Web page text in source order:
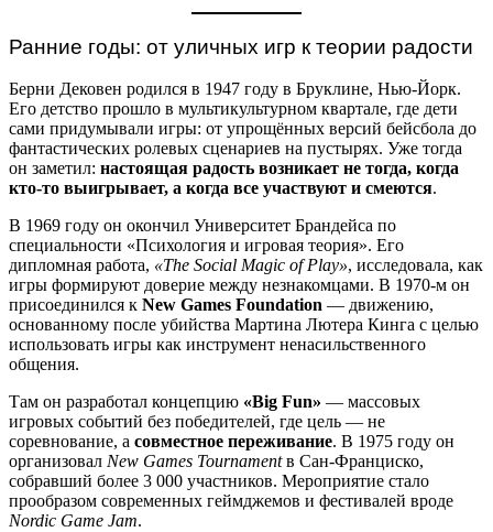
Ранние годы: от уличных игр к теории радости
Берни Дековен родился в 1947 году в Бруклине, Нью-Йорк.
Его детство прошло в мультикультурном квартале, где дети
сами придумывали игры: от упрощённых версий бейсбола до
фантастических ролевых сценариев на пустырях. Уже тогда
он заметил: настоящая радость возникает не тогда, когда
кто-то выигрывает, а когда все участвуют и смеются.
В 1969 году он окончил Университет Брандейса по
специальности «Психология и игровая теория». Его
дипломная работа, «The Social Magic of Play», исследовала, как
игры формируют доверие между незнакомцами. В 1970-м он
присоединился к New Games Foundation — движению,
основанному после убийства Мартина Лютера Кинга с целью
использовать игры как инструмент ненасильственного
общения.
Там он разработал концепцию «Big Fun» — массовых
игровых событий без победителей, где цель — не
соревнование, а совместное переживание. В 1975 году он
организовал New Games Tournamentв Сан-Франциско,
собравший более 3 000 участников. Мероприятие стало
прообразом современных геймджемов и фестивалей вроде
Nordic Game Jam.